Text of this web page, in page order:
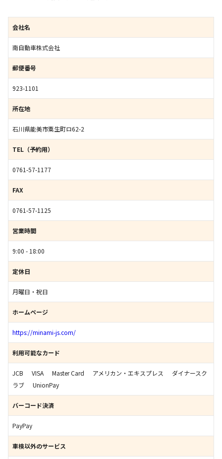
会社名
南自動車株式会社
郵便番号
923-1101
所在地
石川県能美市粟生町ロ62-2
TEL（予約用）
0761-57-1177
FAX
0761-57-1125
営業時間
9:00 - 18:00
定休日
月曜日・祝日
ホームページ
https://minami-js.com/
利用可能なカード
JCB VISA Master Card アメリカン・エキスプレス
ダイナースク
ラブ
UnionPay
バーコード決済
PayPay
車検以外のサービス